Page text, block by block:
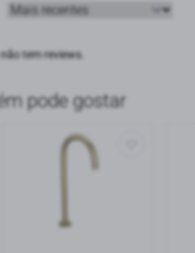
não tem reviews.
pode gostar